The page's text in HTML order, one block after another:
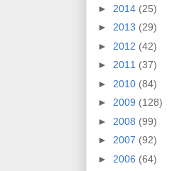
► 2014 (25)
► 2013 (29)
► 2012 (42)
► 2011 (37)
► 2010 (84)
► 2009 (128)
► 2008 (99)
► 2007 (92)
► 2006 (64)